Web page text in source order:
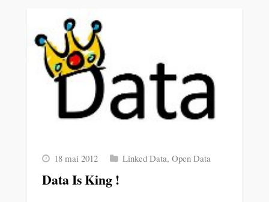
18 mai 2012 Linked Data, Open Data
Data Is King !